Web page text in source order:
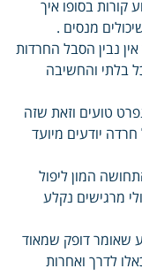
קורות בסופו איך
מנסים .
נבין הסבל החרדות
בלתי והחשיבה
טועים וזאת שזה
יודעים מיועד
המון ליפול
מרגישים נקלע
שאומר דופק שמאוד
לדרך ואחרות